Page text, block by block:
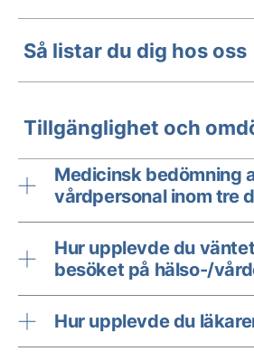
Så listar du dig hos oss
Tillgänglighet och
Medicinsk bedömning
vårdpersonal inom tre
Hur upplevde du
besöket på hälso-/
Hur upplevde du